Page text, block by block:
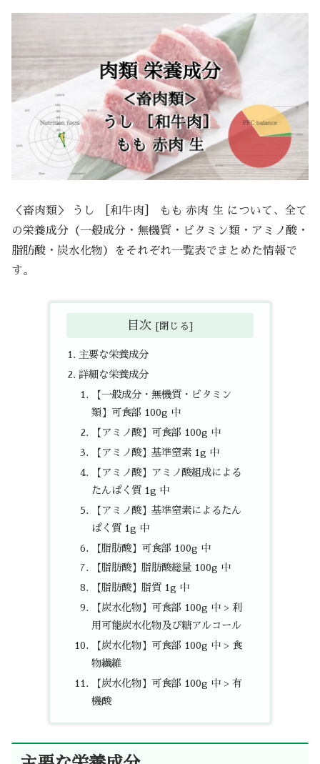
＜畜肉類＞ うし ［和牛肉］ もも 赤肉 生 について、全て
の栄養成分（一般成分・無機質・ビタミン類・アミノ酸・
脂肪酸・炭水化物）をそれぞれ一覧表でまとめた情報で
す。
目次
主要な栄養成分
詳細な栄養成分
【一般成分・無機質・ビタミン
類】可食部 100g 中
【アミノ酸】可食部 100g 中
【アミノ酸】基準窒素 1g 中
【アミノ酸】アミノ酸組成による
たんぱく質 1g 中
【アミノ酸】基準窒素によるたん
ぱく質 1g 中
【脂肪酸】可食部 100g 中
【脂肪酸】脂肪酸総量 100g 中
【脂肪酸】脂質 1g 中
【炭水化物】可食部 100g 中 > 利
用可能炭水化物及び糖アルコール
【炭水化物】可食部 100g 中 > 食
物繊維
【炭水化物】可食部 100g 中 > 有
機酸